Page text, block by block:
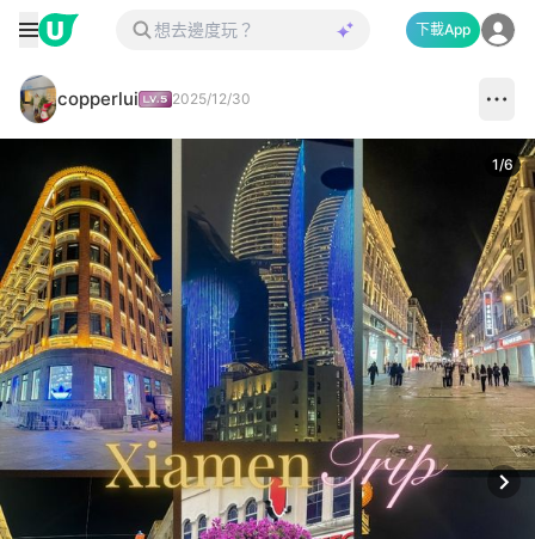
下載App
copperlui 2025/12/30
1/6